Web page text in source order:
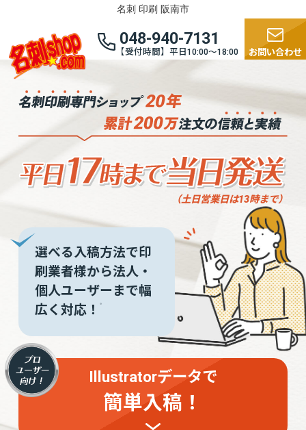
名刺 印刷 阪南市